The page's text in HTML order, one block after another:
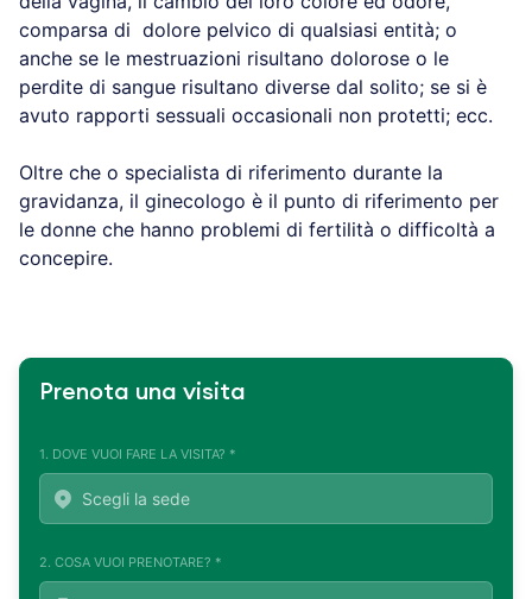
comparsa di dolore pelvico di qualsiasi entità; o
anche se le mestruazioni risultano dolorose o le
perdite di sangue risultano diverse dal solito; se si è
avuto rapporti sessuali occasionali non protetti; ecc.
Oltre che o specialista di riferimento durante la
gravidanza, il ginecologo è il punto di riferimento per
le donne che hanno problemi di fertilità o difficoltà a
concepire.
Prenota una visita
1. DOVE VUOI FARE LA VISITA? *
2. COSA VUOI PRENOTARE? *